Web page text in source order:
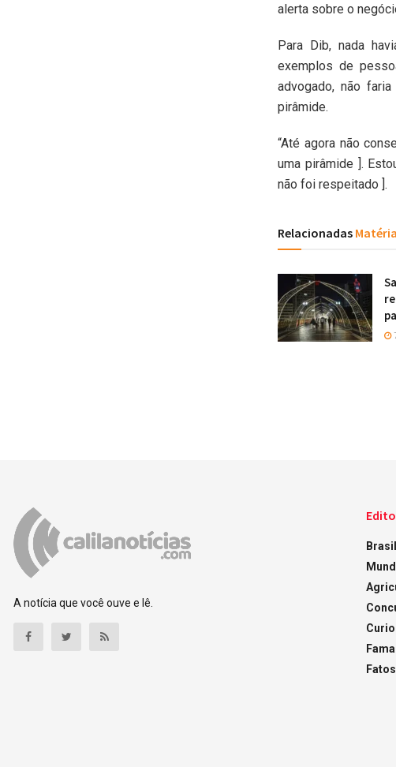
alerta sobre o
Para Dib, nada
exemplos de
advogado, não
pirâmide.
“Até agora não
uma pirâmide ].
não foi respeitado ].
Relacionadas
A notícia que você ouve e lê.
Brasil
Fama